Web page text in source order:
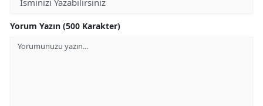
Yorum Yazın (500 Karakter)